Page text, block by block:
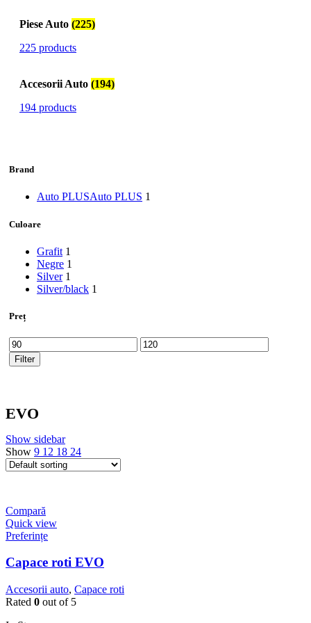
Piese Auto (225)
225 products
Accesorii Auto (194)
194 products
Brand
Auto PLUSAuto PLUS 1
Culoare
Grafit 1
Negre 1
Silver 1
Silver/black 1
Preț
Min
price
Max
price
Filter
EVO
Show sidebar
Show 9 12 18 24
Compară
Quick view
Preferințe
Capace roti EVO
Accesorii auto, Capace roti
Rated 0 out of 5